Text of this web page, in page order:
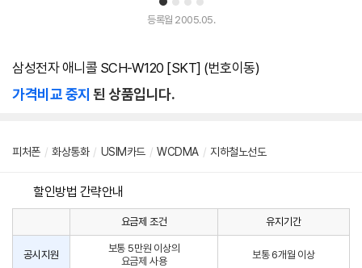
1 2 3 4
등록월 2005.05.
삼성전자 애니콜 SCH-W120 [SKT] (번호이동)
가격비교 중지 된 상품입니다.
피처폰 / 화상통화 / USIM카드 / WCDMA / 지하철노선도
할인방법 간략안내
사
요금제 조건 유지기간
공시지원
보통 5만원 이상의
요금제 사용
보통 6개월 이상